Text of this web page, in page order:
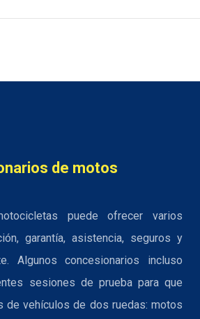
de motos
puede ofrecer varios
garantía, asistencia, seguros y
Algunos concesionarios incluso
sesiones de prueba para que
de vehículos de dos ruedas: motos